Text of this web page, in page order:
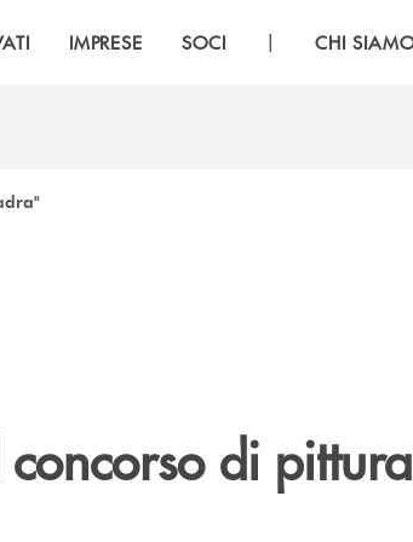
IMPRESE SOCI | CHI
di pittura